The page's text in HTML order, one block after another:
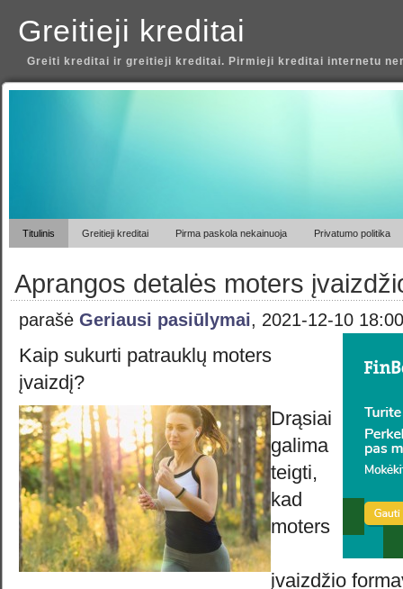
Greitieji kreditai
Greiti kreditai ir greitieji kreditai. Pirmieji kreditai internetu
Titulinis Greitieji kreditai Pirma paskola nekainuoja Privatumo politika
Aprangos detalės moters
parašė Geriausi pasiūlymai, 2021-12-10 18:00
Kaip sukurti patrauklų moters
įvaizdį?
Drąsiai
galima
teigti,
kad
moters
įvaizdžio